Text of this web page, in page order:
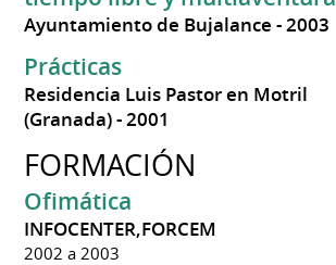
Ayuntamiento de Bujalance 2003
Prácticas
Residencia Luis Pastor en Motril
(Granada)
2001
FORMACIÓN
Ofimática
INFOCENTER,FORCEM
2002 a 2003